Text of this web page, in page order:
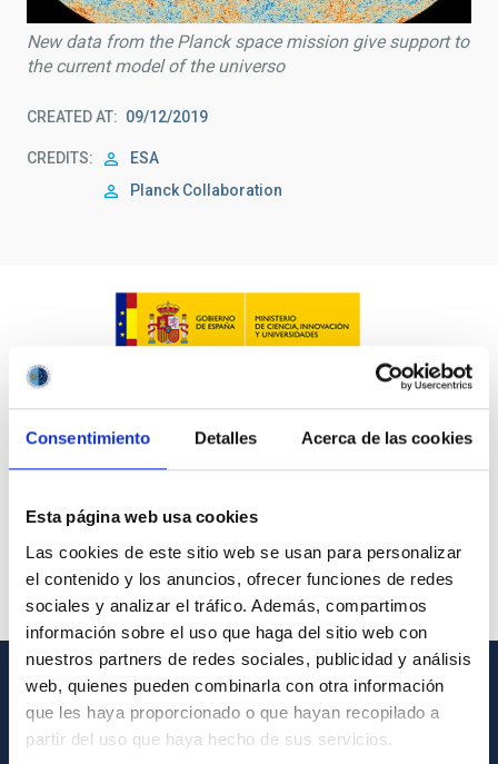
Consentimiento Detalles Acerca de las cookies
Esta página web usa cookies
Las cookies de este sitio web se usan para personalizar
el contenido y los anuncios, ofrecer funciones de redes
sociales y analizar el tráfico. Además, compartimos
información sobre el uso que haga del sitio web con
nuestros partners de redes sociales, publicidad y análisis
web, quienes pueden combinarla con otra información
que les haya proporcionado o que hayan recopilado a
partir del uso que haya hecho de sus servicios.
New data from the Planck space mission give support to
the current model of the universo
CREATED AT 09/12/2019
CREDITS
ESA
Planck Collaboration
GENERAL INFORMATION
Contact